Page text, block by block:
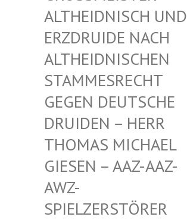
IDNISCH UND ERZDR
UIDE NACH ALTHE
IDNISCHEN STAMM
ESRECHT GEGEN
DEUTSCHE DRUID
EN – HERR THOMA
S MICHAEL GIESE
N – AAZ-AAZ-AWZ-S
PIEL
ZERSTÖRER ZUM S